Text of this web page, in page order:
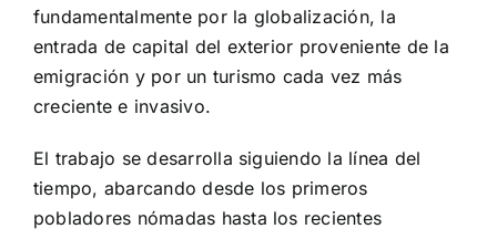
fundamentalmente por la globalización, la
entrada de capital del exterior proveniente de la
emigración y por un turismo cada vez más
creciente e invasivo.
El trabajo se desarrolla siguiendo la línea del
tiempo, abarcando desde los primeros
pobladores nómadas hasta los recientes